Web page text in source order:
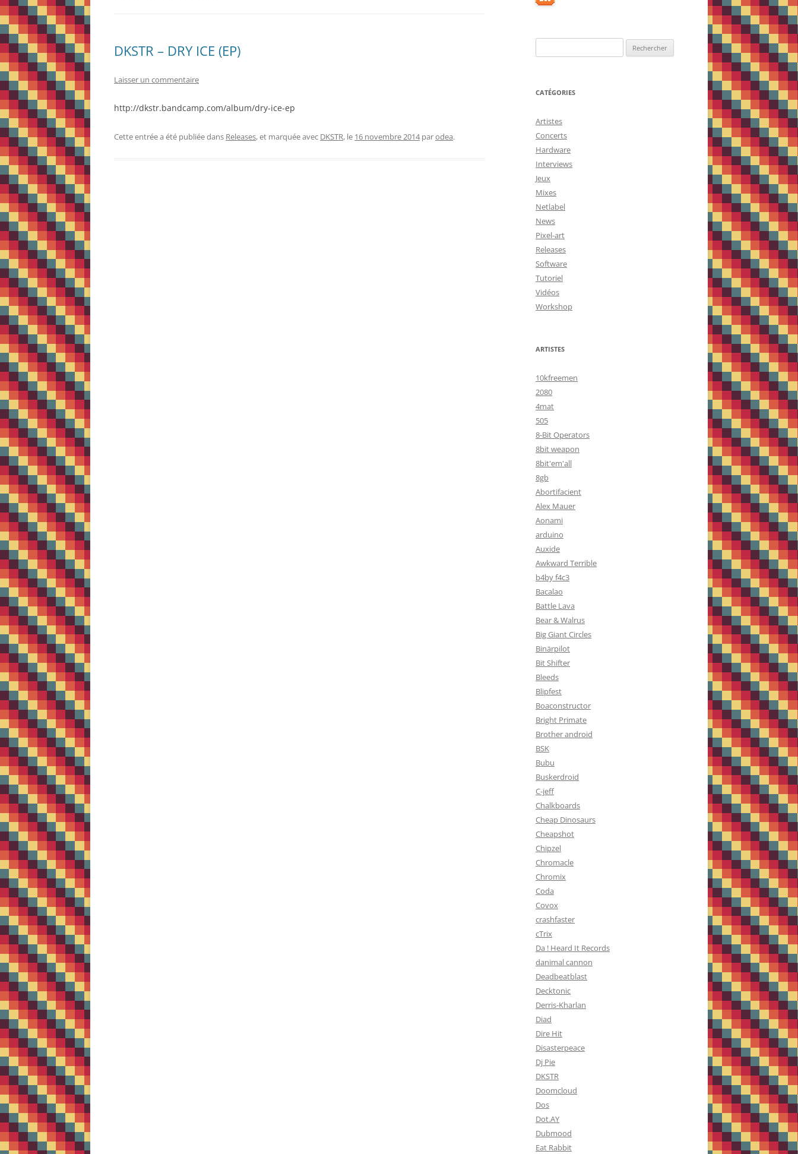
DKSTR – DRY ICE (EP)
Laisser un commentaire
http://dkstr.bandcamp.com/album/dry-ice-ep
Cette entrée a été publiée dans Releases, et marquée avec DKSTR, le 16 novembre 2014 parodea.
CATÉGORIES
Artistes
Concerts
Hardware
Interviews
Jeux
Mixes
Netlabel
News
Pixel-art
Releases
Software
Tutoriel
Vidéos
Workshop
ARTISTES
10kfreemen
2080
4mat
505
8-Bit Operators
8bit weapon
8bit'em'all
8gb
Abortifacient
Alex Mauer
Aonami
arduino
Auxide
Awkward Terrible
b4by f4c3
Bacalao
Battle Lava
Bear & Walrus
Big Giant Circles
Binärpilot
Bit Shifter
Bleeds
Blipfest
Boaconstructor
Bright Primate
Brother android
BSK
Bubu
Buskerdroid
C-jeff
Chalkboards
Cheap Dinosaurs
Cheapshot
Chipzel
Chromacle
Chromix
Coda
Covox
crashfaster
cTrix
Da ! Heard It Records
danimal cannon
Deadbeatblast
Decktonic
Derris-Kharlan
Diad
Dire Hit
Disasterpeace
Dj Pie
DKSTR
Doomcloud
Dos
Dot.AY
Dubmood
Eat Rabbit